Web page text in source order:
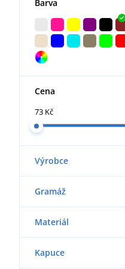
Barva
Cena
73 Kč
Výrobce
Gramáž
Materiál
Kapuce